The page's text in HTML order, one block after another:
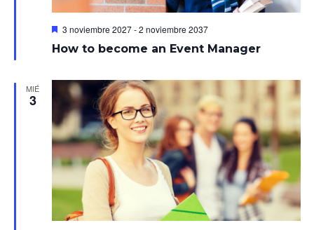
How to become an Event Manager
Destacado
3 noviembre 2027-2 noviembre 2037
MIÉ
3